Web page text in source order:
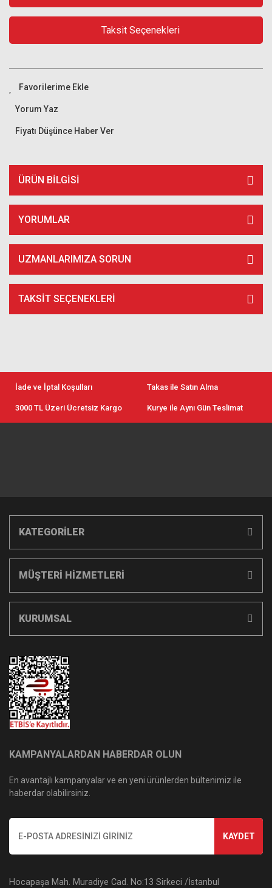
Taksit Seçenekleri
Yorum Yaz
Fiyatı Düşünce Haber Ver
ÜRÜN BILGISI
YORUMLAR
UZMANLARIMIZA SORUN
TAKSIT SEÇENEKLERI
İade ve İptal Koşulları Takas ile Satın Alma
3000 TL Üzeri Ücretsiz Kargo Kurye ile Aynı Gün Teslimat
KATEGORİLER
MÜŞTERİ HİZMETLERİ
KURUMSAL
KAMPANYALARDAN HABERDAR OLUN
En avantajlı kampanyalar ve en yeni ürünlerden bültenimiz ile
haberdar olabilirsiniz.
KAYDET
Hocapaşa Mah. Muradiye Cad. No:13 Sirkeci /İstanbul